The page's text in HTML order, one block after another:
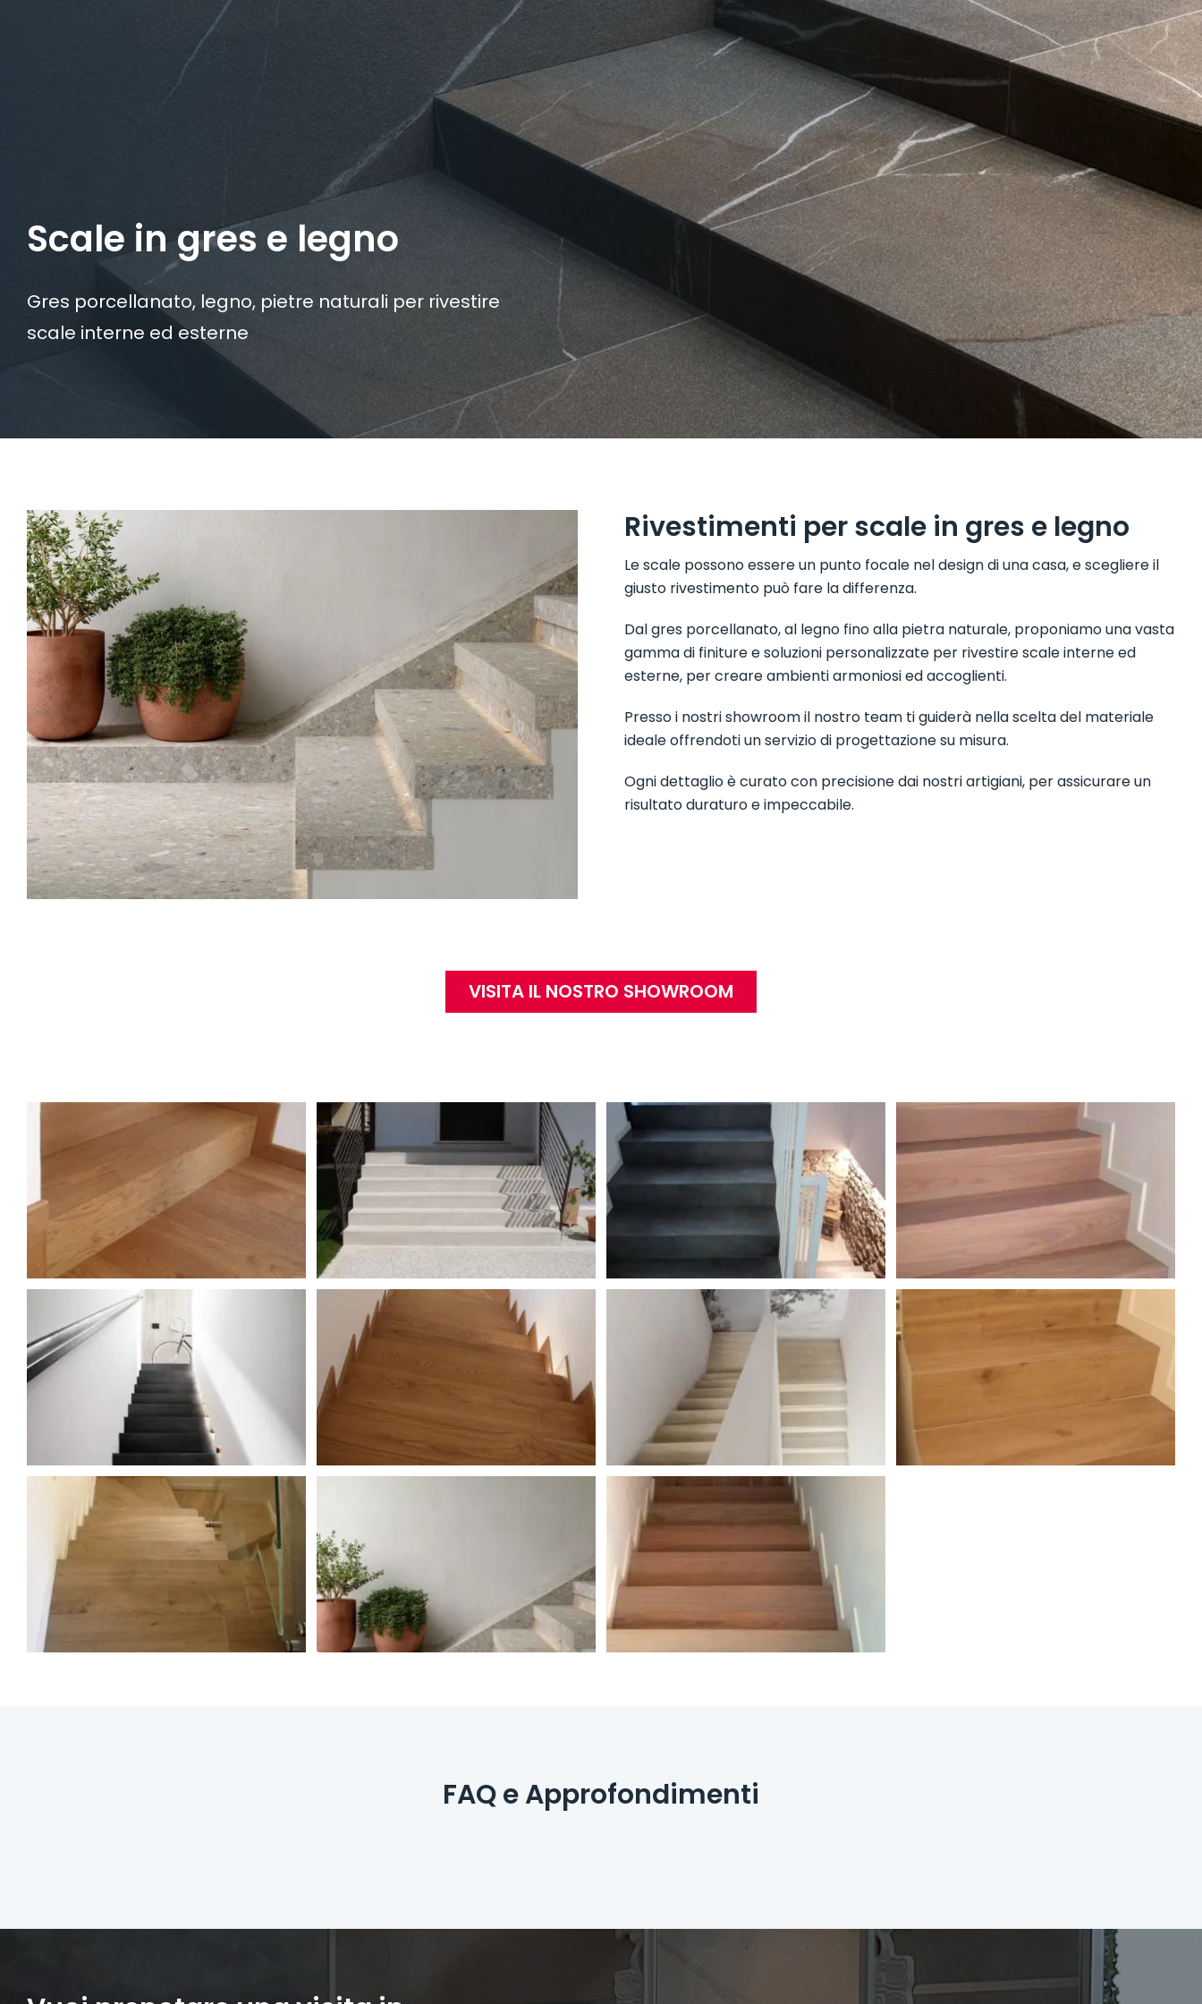
Scale in gres e legno
Gres porcellanato, legno, pietre naturali per rivestire
scale interne ed esterne
Rivestimenti per scale in gres e legno
Le scale possono essere un punto focale nel design di una casa, e scegliere il
giusto rivestimento può fare la differenza.
Dal gres porcellanato, al legno fino alla pietra naturale, proponiamo una vasta
gamma di finiture e soluzioni personalizzate per rivestire scale interne ed
esterne, per creare ambienti armoniosi ed accoglienti.
Presso i nostri showroom il nostro team ti guiderà nella scelta del materiale
ideale offrendoti un servizio di progettazione su misura.
Ogni dettaglio è curato con precisione dai nostri artigiani, per assicurare un
risultato duraturo e impeccabile.
VISITA IL NOSTRO SHOWROOM
FAQ e Approfondimenti